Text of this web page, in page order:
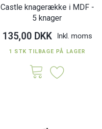
Castle knagerække i MDF -
5 knager
135,00 DKK Inkl. moms
1 STK TILBAGE PÅ LAGER